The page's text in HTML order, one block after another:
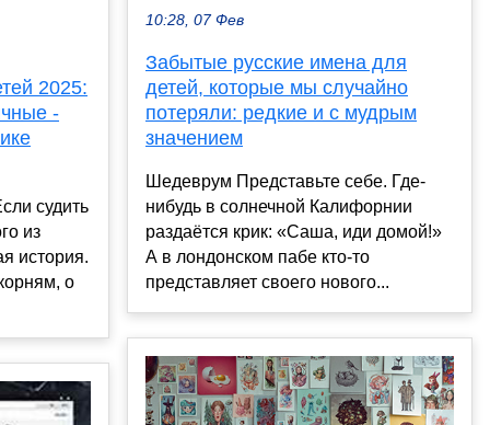
2025:
-
судить
из
история.
о
10:28, 07 Фев
Забытые русские имена для
детей, которые мы случайно
потеряли: редкие и с мудрым
значением
Шедеврум Представьте себе. Где-
нибудь в солнечной Калифорнии
раздаётся крик: «Саша, иди домой!»
А в лондонском пабе кто-то
представляет своего нового...